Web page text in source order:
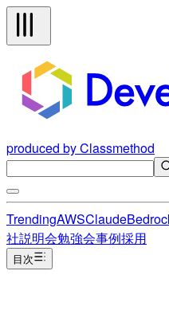
produced by Classmethod
TrendingAWSClaude
社説明会勉強会事例採用
目次